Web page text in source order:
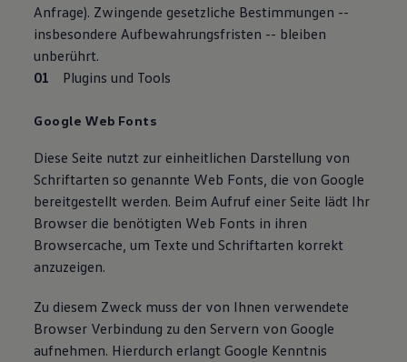
Anfrage). Zwingende gesetzliche Bestimmungen --
insbesondere Aufbewahrungsfristen -- bleiben
unberührt.
Plugins und Tools
Google Web Fonts
Diese Seite nutzt zur einheitlichen Darstellung von
Schriftarten so genannte Web Fonts, die von Google
bereitgestellt werden. Beim Aufruf einer Seite lädt Ihr
Browser die benötigten Web Fonts in ihren
Browsercache, um Texte und Schriftarten korrekt
anzuzeigen.
Zu diesem Zweck muss der von Ihnen verwendete
Browser Verbindung zu den Servern von Google
aufnehmen. Hierdurch erlangt Google Kenntnis